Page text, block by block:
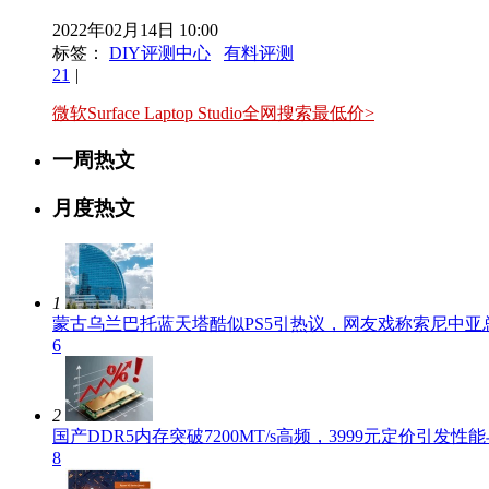
2022年02月14日 10:00
标签：
DIY评测中心
有料评测
21 |
微软Surface Laptop Studio全网搜索最低价>
一周热文
月度热文
1
蒙古乌兰巴托蓝天塔酷似PS5引热议，网友戏称索尼中亚
6
2
国产DDR5内存突破7200MT/s高频，3999元定价引发性
8